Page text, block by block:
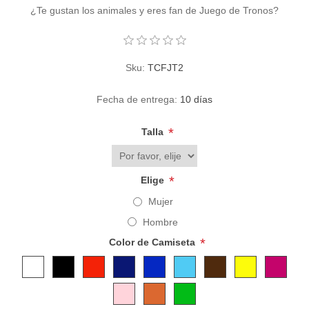
¿Te gustan los animales y eres fan de Juego de Tronos?
Sku: TCFJT2
Fecha de entrega: 10 días
Talla *
Elige *
Mujer
Hombre
Color de Camiseta *